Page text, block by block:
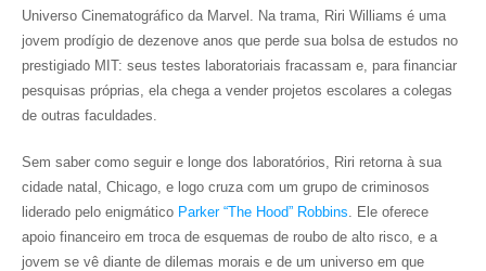
Universo Cinematográfico da Marvel. Na trama, Riri Williams é uma
jovem prodígio de dezenove anos que perde sua bolsa de estudos no
prestigiado MIT: seus testes laboratoriais fracassam e, para financiar
pesquisas próprias, ela chega a vender projetos escolares a colegas
de outras faculdades.
Sem saber como seguir e longe dos laboratórios, Riri retorna à sua
cidade natal, Chicago, e logo cruza com um grupo de criminosos
liderado pelo enigmático Parker “The Hood” Robbins. Ele oferece
apoio financeiro em troca de esquemas de roubo de alto risco, e a
jovem se vê diante de dilemas morais e de um universo em que